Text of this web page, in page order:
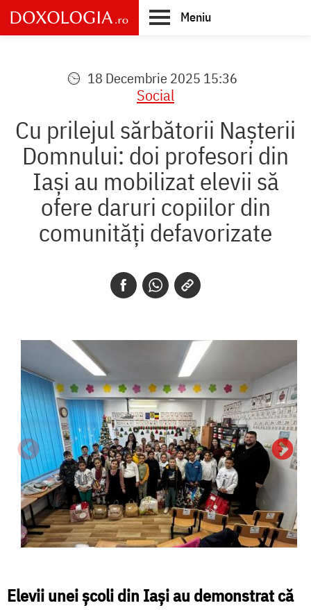
Skip
to
main
Meniu
18 Decembrie 2025 15:36
Social
Cu prilejul sărbătorii Nașterii
Domnului: doi profesori din
Iași au mobilizat elevii să
ofere daruri copiilor din
comunități defavorizate
Elevii unei școli din Iași au demonstrat că